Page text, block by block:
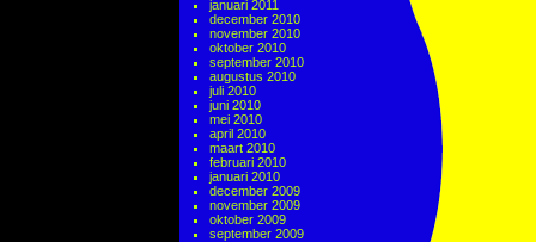
januari 2011
december 2010
november 2010
oktober 2010
september 2010
augustus 2010
juli 2010
juni 2010
mei 2010
april 2010
maart 2010
februari 2010
januari 2010
december 2009
november 2009
oktober 2009
september 2009